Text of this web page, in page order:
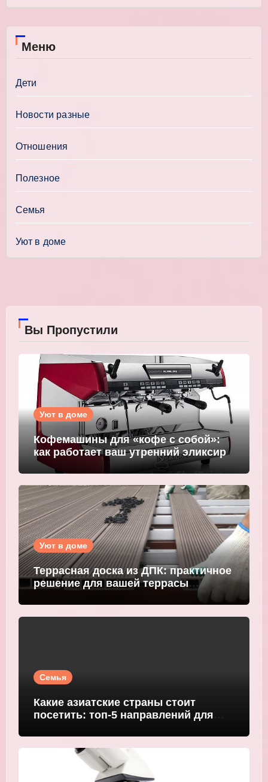
Меню
Дети
Новости разные
Отношения
Полезное
Семья
Уют в доме
Вы Пропустили
Уют в доме
Кофемашины для «кофе с собой»:
как работает ваш утренний эликсир
Уют в доме
Террасная доска из ДПК: практичное
решение для вашей террасы
Семья
Какие азиатские страны стоит
посетить: топ-5 направлений для